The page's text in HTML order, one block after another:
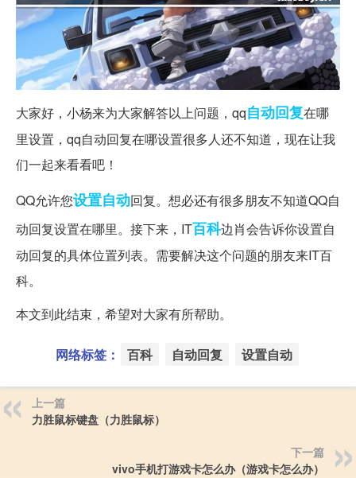
大家好，小杨来为大家解答以上问题，qq自动回复在哪
里设置，qq自动回复在哪设置很多人还不知道，现在让我
们一起来看看吧！
QQ允许您设置自动回复。想必还有很多朋友不知道QQ自
动回复设置在哪里。接下来，IT百科边肖会告诉你设置自
动回复的具体位置列表。需要解决这个问题的朋友来IT百
科。
本文到此结束，希望对大家有所帮助。
网络标签： 百科 自动回复 设置自动
上一篇
力胜鼠标键盘（力胜鼠标）
下一篇
vivo手机打游戏卡怎么办（游戏卡怎么办）